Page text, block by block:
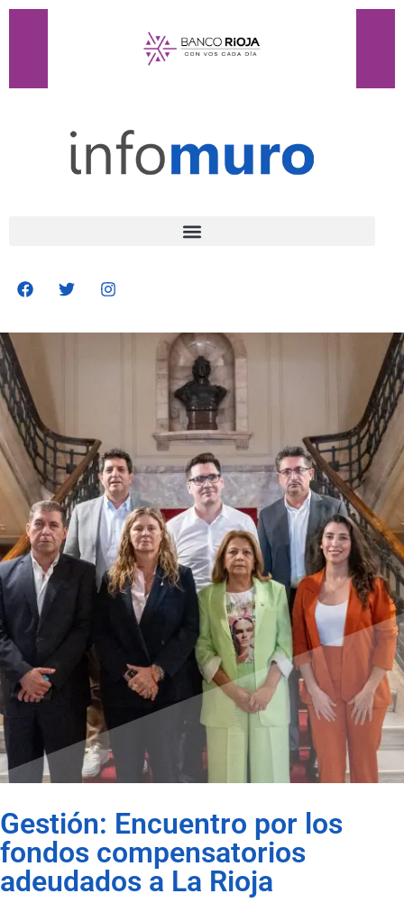
Gestión: Encuentro por los
fondos compensatorios
adeudados a La Rioja